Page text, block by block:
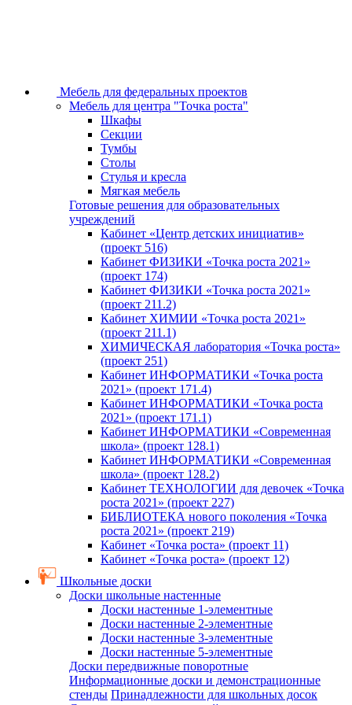
Мебель для федеральных проектов
Мебель для центра "Точка роста"
Шкафы
Секции
Тумбы
Столы
Стулья и кресла
Мягкая мебель
Готовые решения для образовательных
учреждений
Кабинет «Центр детских инициатив»
(проект 516)
Кабинет ФИЗИКИ «Точка роста 2021»
(проект 174)
Кабинет ФИЗИКИ «Точка роста 2021»
(проект 211.2)
Кабинет ХИМИИ «Точка роста 2021»
(проект 211.1)
ХИМИЧЕСКАЯ лаборатория «Точка роста»
(проект 251)
Кабинет ИНФОРМАТИКИ «Точка роста
2021» (проект 171.4)
Кабинет ИНФОРМАТИКИ «Точка роста
2021» (проект 171.1)
Кабинет ИНФОРМАТИКИ «Современная
школа» (проект 128.1)
Кабинет ИНФОРМАТИКИ «Современная
школа» (проект 128.2)
Кабинет ТЕХНОЛОГИИ для девочек «Точка
роста 2021» (проект 227)
БИБЛИОТЕКА нового поколения «Точка
роста 2021» (проект 219)
Кабинет «Точка роста» (проект 11)
Кабинет «Точка роста» (проект 12)
Школьные доски
Доски школьные настенные
Доски настенные 1-элементные
Доски настенные 2-элементные
Доски настенные 3-элементные
Доски настенные 5-элементные
Доски передвижные поворотные
Информационные доски и демонстрационные
стенды Принадлежности для школьных досок